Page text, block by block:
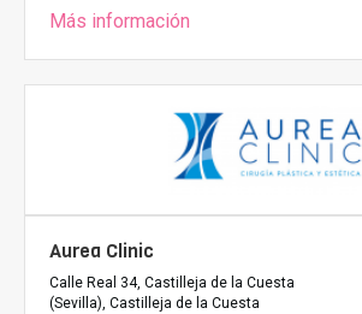
Más información
Aurea Clinic
Calle Real 34, Castilleja de la Cuesta
(Sevilla), Castilleja de la Cuesta